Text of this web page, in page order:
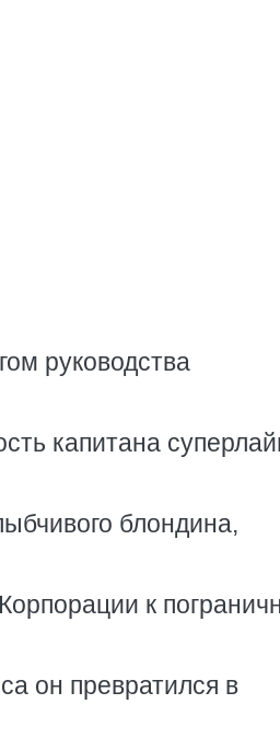
руководства
капитана
блондина,
к
он превратился в